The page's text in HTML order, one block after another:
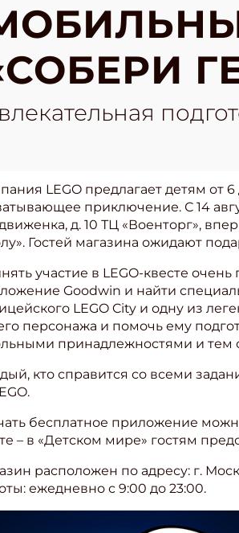
LEGO предлагает детям от
приключение. С 14
д. 10 ТЦ «Военторг»,
Гостей магазина ожидают
участие в LEGO-квесте
Goodwin и найти
LEGO City и одну из
персонажа и помочь ему
принадлежностями и тем
кто справится со всеми
бесплатное приложение
– в «Детском мире» гостям
расположен по адресу: г.
ежедневно с 9:00 до 23:00.